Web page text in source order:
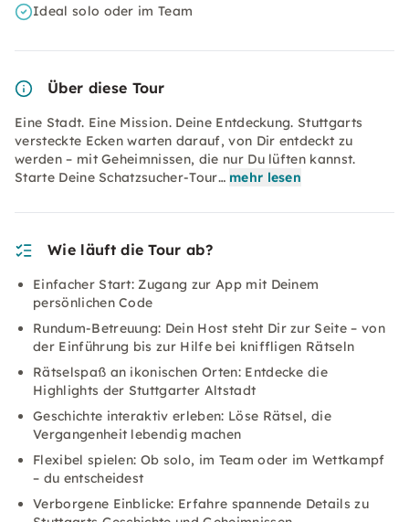
Ideal solo oder im Team
Über diese Tour
Eine Stadt. Eine Mission. Deine Entdeckung. Stuttgarts
versteckte Ecken warten darauf, von Dir entdeckt zu
werden – mit Geheimnissen, die nur Du lüften kannst.
Starte Deine Schatzsucher-Tour… mehr lesen
Wie läuft die Tour ab?
Einfacher Start: Zugang zur App mit Deinem
persönlichen Code
Rundum-Betreuung: Dein Host steht Dir zur Seite – von
der Einführung bis zur Hilfe bei kniffligen Rätseln
Rätselspaß an ikonischen Orten: Entdecke die
Highlights der Stuttgarter Altstadt
Geschichte interaktiv erleben: Löse Rätsel, die
Vergangenheit lebendig machen
Flexibel spielen: Ob solo, im Team oder im Wettkampf
– du entscheidest
Verborgene Einblicke: Erfahre spannende Details zu